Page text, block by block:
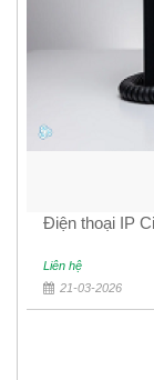
Điện thoại IP
Liên hệ
21-03-2026